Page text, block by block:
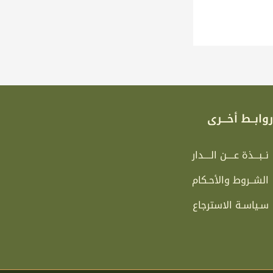
روابــط أخـــرى
نــبـــذة عــــن الــــدار
الشــروط والأحـكام
سـياسـة الاسترجاع